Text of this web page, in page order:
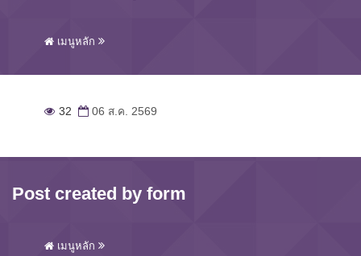
เมนูหลัก
32 06 ส.ค. 2569
Post created by form
เมนูหลัก